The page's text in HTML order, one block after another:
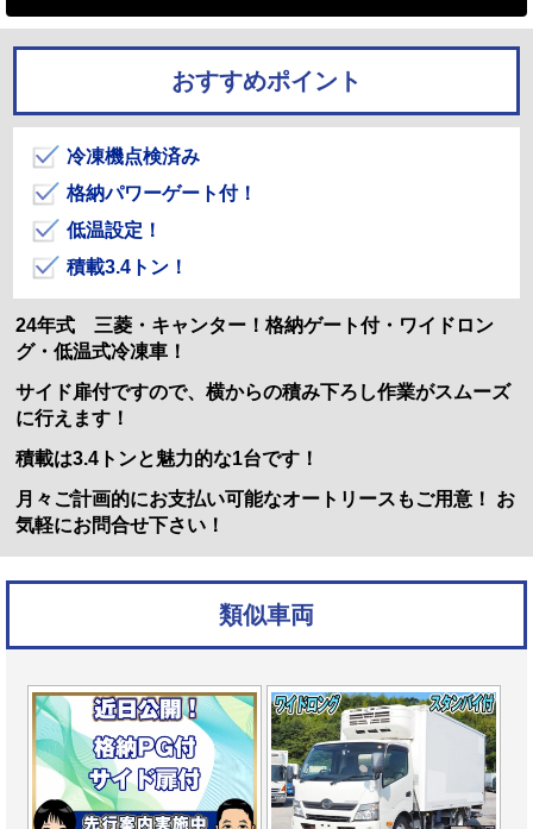
おすすめポイント
冷凍機点検済み
格納パワーゲート付！
低温設定！
積載3.4トン！
24年式 三菱・キャンター！格納ゲート付・ワイドロン
グ・低温式冷凍車！
サイド扉付ですので、横からの積み下ろし作業がスムーズ
に行えます！
積載は3.4トンと魅力的な1台です！
月々ご計画的にお支払い可能なオートリースもご用意！ お
気軽にお問合せ下さい！
類似車両